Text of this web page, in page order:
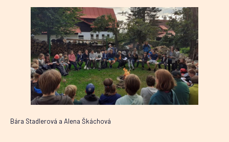
Bára Stadlerová a Alena Škáchová